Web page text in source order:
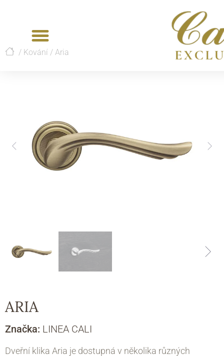
/ Kování / Aria
ARIA
Značka: LINEA CALI
Dveřní klika Aria je dostupná v několika různých